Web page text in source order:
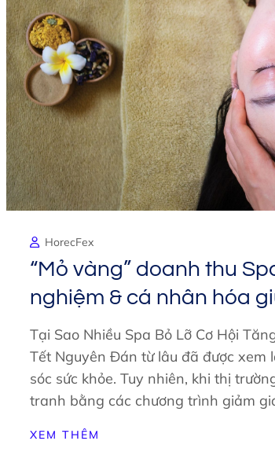
HorecFex
“Mỏ vàng” doanh thu
nghiệm & cá nhân hóa
Tại Sao Nhiều Spa Bỏ Lỡ Cơ Hội
Tết Nguyên Đán từ lâu đã được xem
sóc sức khỏe. Tuy nhiên, khi thị
tranh bằng các chương trình giảm
XEM THÊM